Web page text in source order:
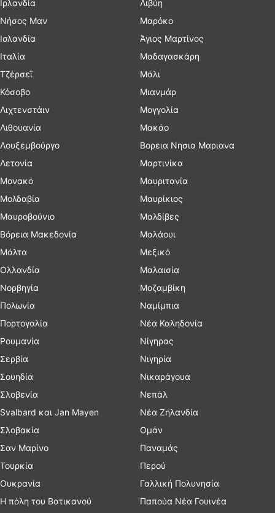
Ιρλανδία
Νήσος Μαν
Ισλανδία
Ιταλία
Τζέρσεϊ
Κόσοβο
Λιχτενστάιν
Λιθουανία
Λουξεμβούργο
Λετονία
Μονακό
Μολδαβία
Μαυροβούνιο
Βόρεια Μακεδονία
Μάλτα
Ολλανδία
Νορβηγία
Πολωνία
Πορτογαλία
Ρουμανία
Σερβία
Σουηδία
Σλοβενία
Svalbard και Jan Mayen
Σλοβακία
Σαν Μαρίνο
Τουρκία
Ουκρανία
Η πόλη του Βατικανού
Λιβύη
Μαρόκο
Άγιος Μαρτίνος
Μαδαγασκάρη
Μάλι
Μιανμάρ
Μογγολία
Μακάο
Βορεια Νησια Μαριανα
Μαρτινίκα
Μαυριτανία
Μαυρίκιος
Μαλδίβες
Μαλάουι
Μεξικό
Μαλαισία
Μοζαμβίκη
Ναμίμπια
Νέα Καληδονία
Νίγηρας
Νιγηρία
Νικαράγουα
Νεπάλ
Νέα Ζηλανδία
Ομάν
Παναμάς
Περού
Γαλλική Πολυνησία
Παπούα Νέα Γουινέα